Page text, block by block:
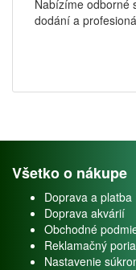
Nabízíme odborné
dodání a
Všetko o nákupe
Doprava a platba
Doprava akvárií
Obchodné
Reklamačný
Nastavenie